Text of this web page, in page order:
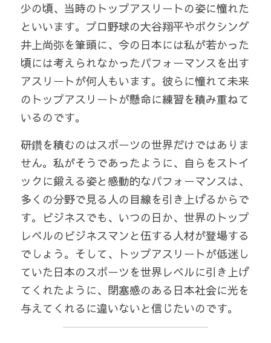
少の頃、当時のトップアスリートの姿に憧れた
といいます。プロ野球の大谷翔平やボクシング
井上尚弥を筆頭に、今の日本には私が若かった
頃には考えられなかったパフォーマンスを出す
アスリートが何人もいます。彼らに憧れて未来
のトップアスリートが懸命に練習を積み重ねて
いるのです。
研鑽を積むのはスポーツの世界だけではありま
せん。私がそうであったように、自らをストイ
ックに鍛える姿と感動的なパフォーマンスは、
多くの分野で見る人の目線を引き上げるからで
す。ビジネスでも、いつの日か、世界のトップ
レベルのビジネスマンと伍する人材が登場する
でしょう。そして、トップアスリートが低迷し
ていた日本のスポーツを世界レベルに引き上げ
てくれたように、閉塞感のある日本社会に光を
与えてくれるに違いないと信じたいのです。